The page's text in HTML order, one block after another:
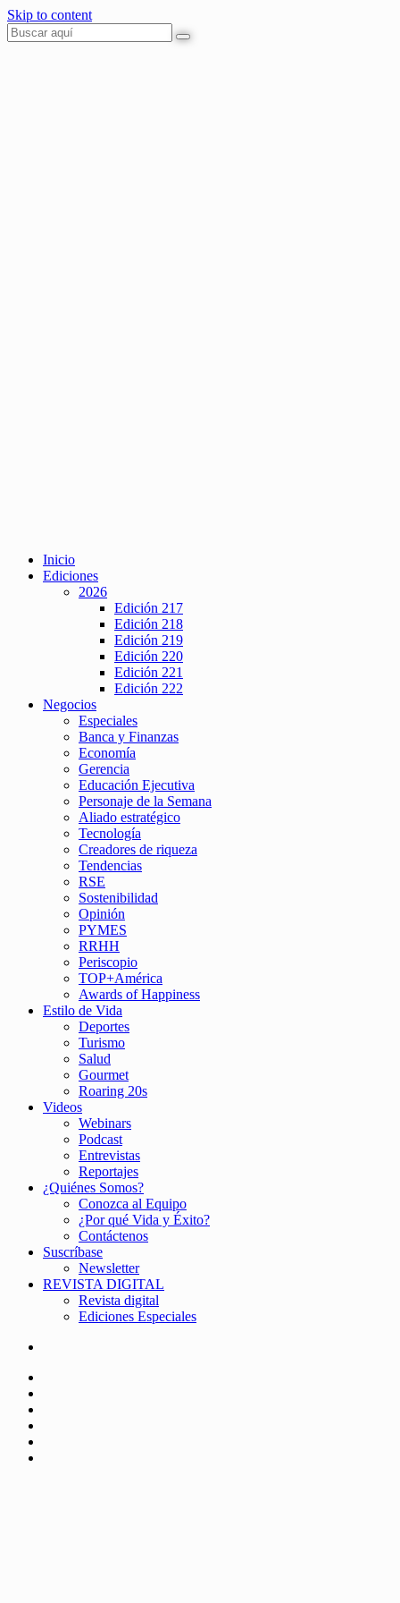
Skip to content
Inicio
Ediciones
2026
Edición 217
Edición 218
Edición 219
Edición 220
Edición 221
Edición 222
Negocios
Especiales
Banca y Finanzas
Economía
Gerencia
Educación Ejecutiva
Personaje de la Semana
Aliado estratégico
Tecnología
Creadores de riqueza
Tendencias
RSE
Sostenibilidad
Opinión
PYMES
RRHH
Periscopio
TOP+América
Awards of Happiness
Estilo de Vida
Deportes
Turismo
Salud
Gourmet
Roaring 20s
Videos
Webinars
Podcast
Entrevistas
Reportajes
¿Quiénes Somos?
Conozca al Equipo
¿Por qué Vida y Éxito?
Contáctenos
Suscríbase
Newsletter
REVISTA DIGITAL
Revista digital
Ediciones Especiales